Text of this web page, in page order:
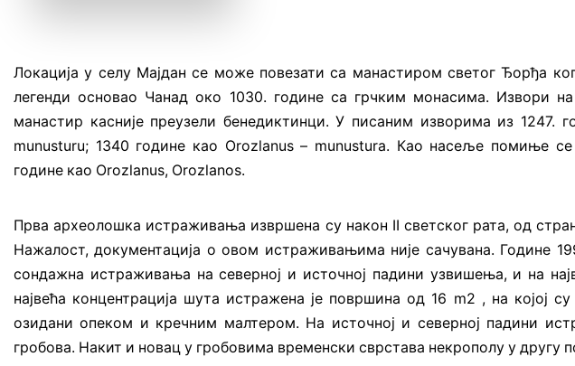
Локација у селу Мајдан се може повезати са манастиром светог Ђорђа
легенди основао Чанад око 1030. године са грчким монасима. Извори
манастир касније преузели бенедиктинци. У писаним изворима из 1247.
munusturu; 1340 године као Orozlanus – munustura. Као насеље помиње
године као Orozlanus, Orozlanos.
Прва археолошка истраживања извршена су након II светског рата, од
Нажалост, документација о овом истраживањима није сачувана. Године
сондажна истраживања на северној и источној падини узвишења, и на
највећа концентрација шута истражена је површина од 16 m2 , на којој
озидани опеком и кречним малтером. На источној и северној падини
гробова. Накит и новац у гробовима временски сврстава некрополу у другу